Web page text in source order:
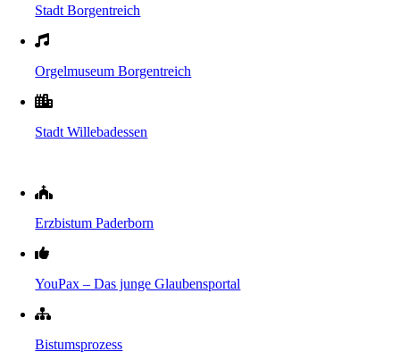
Stadt Borgentreich
Orgelmuseum Borgentreich
Stadt Willebadessen
Erzbistum Paderborn
YouPax – Das junge Glaubensportal
Bistumsprozess